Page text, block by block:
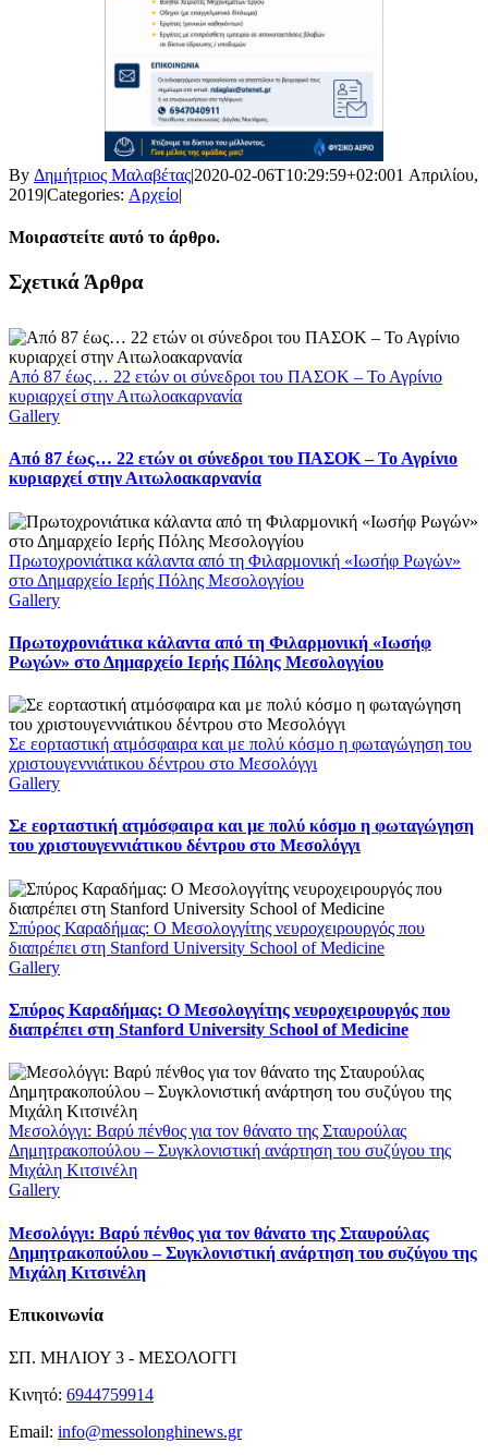
By Δημήτριος Μαλαβέτας|2020-02-06T10:29:59+02:001 Απριλίου,
2019|Categories: Αρχείο|
Μοιραστείτε αυτό το άρθρο.
Facebook
X
LinkedIn
WhatsApp
Email
Σχετικά Άρθρα
Από 87 έως… 22 ετών οι σύνεδροι του ΠΑΣΟΚ – Το Αγρίνιο
κυριαρχεί στην Αιτωλοακαρνανία
Gallery
Από 87 έως… 22 ετών οι σύνεδροι του ΠΑΣΟΚ – Το Αγρίνιο
κυριαρχεί στην Αιτωλοακαρνανία
Πρωτοχρονιάτικα κάλαντα από τη Φιλαρμονική «Ιωσήφ Ρωγών»
στο Δημαρχείο Ιερής Πόλης Μεσολογγίου
Gallery
Πρωτοχρονιάτικα κάλαντα από τη Φιλαρμονική «Ιωσήφ
Ρωγών» στο Δημαρχείο Ιερής Πόλης Μεσολογγίου
Σε εορταστική ατμόσφαιρα και με πολύ κόσμο η φωταγώγηση του
χριστουγεννιάτικου δέντρου στο Μεσολόγγι
Gallery
Σε εορταστική ατμόσφαιρα και με πολύ κόσμο η φωταγώγηση
του χριστουγεννιάτικου δέντρου στο Μεσολόγγι
Σπύρος Καραδήμας: Ο Μεσολογγίτης νευροχειρουργός που
διαπρέπει στη Stanford University School of Medicine
Gallery
Σπύρος Καραδήμας: Ο Μεσολογγίτης νευροχειρουργός που
διαπρέπει στη Stanford University School of Medicine
Μεσολόγγι: Βαρύ πένθος για τον θάνατο της Σταυρούλας
Δημητρακοπούλου – Συγκλονιστική ανάρτηση του συζύγου της
Μιχάλη Κιτσινέλη
Gallery
Μεσολόγγι: Βαρύ πένθος για τον θάνατο της Σταυρούλας
Δημητρακοπούλου – Συγκλονιστική ανάρτηση του συζύγου της
Μιχάλη Κιτσινέλη
Επικοινωνία
ΣΠ. ΜΗΛΙΟΥ 3 - ΜΕΣΟΛΟΓΓΙ
Κινητό: 6944759914
Email: info@messolonghinews.gr